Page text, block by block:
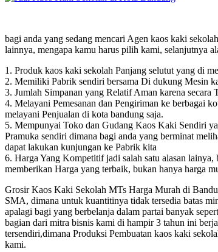
bagi anda yang sedang mencari Agen kaos kaki
lainnya, mengapa kamu harus pilih kami, selanjutnya
1. Produk kaos kaki sekolah Panjang selutut yang di
2. Memiliki Pabrik sendiri bersama Di dukung Mesin
3. Jumlah Simpanan yang Relatif Aman karena
4. Melayani Pemesanan dan Pengiriman ke berbagai
melayani Penjualan di kota bandung saja.
5. Mempunyai Toko dan Gudang Kaos Kaki Sendiri
Pramuka sendiri dimana bagi anda yang berminat
dapat lakukan kunjungan ke Pabrik kita
6. Harga Yang Kompetitif jadi salah satu alasan
memberikan Harga yang terbaik, bukan hanya harga
Grosir Kaos Kaki Sekolah MTs Harga Murah di
SMA, dimana untuk kuantitinya tidak tersedia batas
apalagi bagi yang berbelanja dalam partai banyak
bagian dari mitra bisnis kami di hampir 3 tahun ini
tersendiri,dimana Produksi Pembuatan kaos kaki
kami.